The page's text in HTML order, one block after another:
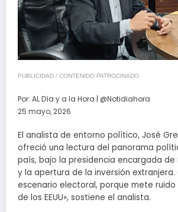
PUBLICIDAD / CONTENIDO PATROCINADO
Por: AL Día y a la Hora | @Notidiahora
25 mayo, 2026
El analista de entorno político, José
ofreció una lectura del panorama
país, bajo la presidencia encargada de
y la apertura de la inversión extranjera.
escenario electoral, porque mete
de los EEUU», sostiene el analista.